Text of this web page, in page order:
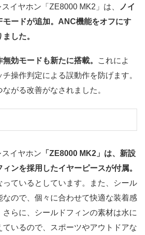
イヤホン「ZE8000 MK2」は、
ノイ
モードが追加。ANC機能をオフにす
した。
効モードも新たに搭載。
これによ
操作判定による誤動作を防げます。
がる改善がなされました。
イヤホン 「ZE8000 MK2」は、新設
ンを採用したイヤーピースが付属。
っているとしています。また、シール
なので、個々に合わせて快適な装着感
さらに、シールドフィンの素材は水に
いるので、スポーツやアウトドアな